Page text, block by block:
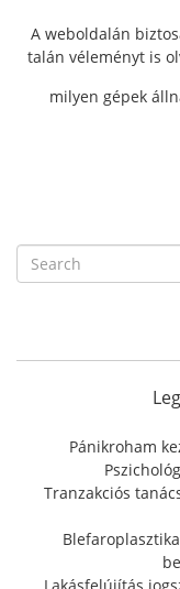
A weboldalán
talán véleményt is
milyen gépek
Pánikroham
Tranzakciós